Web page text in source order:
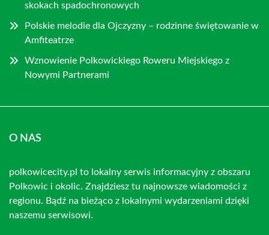
skokach spadochronowych
Polskie melodie dla Ojczyzny – rodzinne świętowanie w
Amfiteatrze
Wznowienie Polkowickiego Roweru Miejskiego z
Nowymi Partnerami
O NAS
polkowicecity.pl to lokalny serwis informacyjny z obszaru
Polkowic i okolic. Znajdziesz tu najnowsze wiadomości z
regionu. Bądź na bieżąco z lokalnymi wydarzeniami dzięki
naszemu serwisowi.